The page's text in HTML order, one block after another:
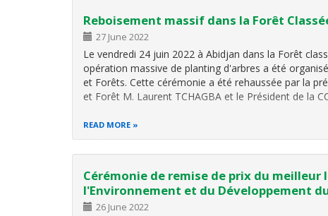
Reboisement massif dans la Forêt
27 June 2022
Le vendredi 24 juin 2022 à Abidjan dans la Forêt
opération massive de planting d'arbres a été
et Forêts. Cette cérémonie a été rehaussée par la
et Forêt M. Laurent TCHAGBA et le Président de la
READ MORE
Cérémonie de remise de prix du
l'Environnement et du Développement
26 June 2022